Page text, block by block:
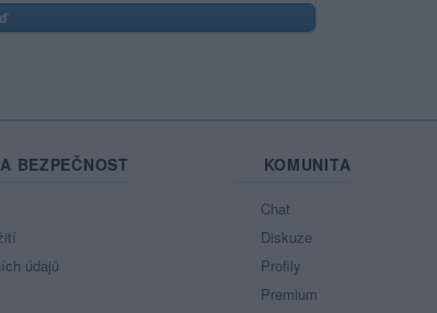
BEZPEČNOST
údajů
KOMUNITA
Chat
Diskuze
Profily
Premium